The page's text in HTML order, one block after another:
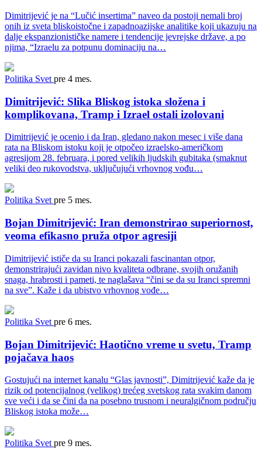
Dimitrijević je na “Lučić insertima” naveo da postoji nemali broj
onih iz sveta bliskoistočne i zapadnoazijske analitike koji ukazuju na
dalje ekspanzionističke namere i tendencije jevrejske države, a po
njima, “Izraelu za potpunu dominaciju na…
Politika Svet pre 4 mes.
Dimitrijević: Slika Bliskog istoka složena i
komplikovana, Tramp i Izrael ostali izolovani
Dimitrijević je ocenio i da Iran, gledano nakon mesec i više dana
rata na Bliskom istoku koji je otpočeo izraelsko-američkom
agresijom 28. februara, i pored velikih ljudskih gubitaka (smaknut
veliki deo rukovodstva, uključujući vrhovnog vođu…
Politika Svet pre 5 mes.
Bojan Dimitrijević: Iran demonstrirao superiornost,
veoma efikasno pruža otpor agresiji
Dimitrijević ističe da su Iranci pokazali fascinantan otpor,
demonstrirajući zavidan nivo kvaliteta odbrane, svojih oružanih
snaga, hrabrosti i pameti, te naglašava “čini se da su Iranci spremni
na sve”. Kaže i da ubistvo vrhovnog vođe…
Politika Svet pre 6 mes.
Bojan Dimitrijević: Haotično vreme u svetu, Tramp
pojačava haos
Gostujući na internet kanalu “Glas javnosti”, Dimitrijević kaže da je
rizik od potencijalnog (velikog) trećeg svetskog rata svakim danom
sve veći i da se čini da na posebno trusnom i neuralgičnom području
Bliskog istoka može…
Politika Svet pre 9 mes.